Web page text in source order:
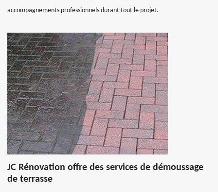
accompagnements professionnels durant tout le projet.
JC Rénovation offre des services de démoussage
de terrasse